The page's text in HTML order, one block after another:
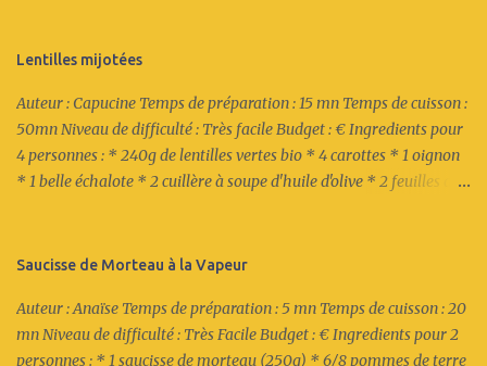
bol et recouvrir d'eau. Fermer avec un film plastique et cuire au
échalottes, l'ail et ajouter le laurier puis les moules. Recouvrir et
laisser reposer 1/2 h à 1 heure (les moules peuvent ainsi prendre
tous les arômes). 4/ Cuire à la dernière minute à couvert à feu vif.
Une fois que de la vapeur s'échappe du couvercle, les moules sont
Lentilles mijotées
Auteur : Capucine Temps de préparation : 15 mn Temps de cuisson :
50mn Niveau de difficulté : Très facile Budget : € Ingredients pour
4 personnes : * 240g de lentilles vertes bio * 4 carottes * 1 oignon
* 1 belle échalote * 2 cuillère à soupe d'huile d'olive * 2 feuilles de
épaisse Recette : 1/ Emincer grossièrement l'oignon et l'échalote.
d'1cm d'épaisseur). 2/ Dans un cocotte en fonte, à feu moyen, verser
l'huile d'olive et faire blanchir l'oignon et l'échalote (ne pas les
Saucisse de Morteau à la Vapeur
Auteur : Anaïse Temps de préparation : 5 mn Temps de cuisson : 20
mn Niveau de difficulté : Très Facile Budget : € Ingredients pour 2
personnes : * 1 saucisse de morteau (250g) * 6/8 pommes de terre